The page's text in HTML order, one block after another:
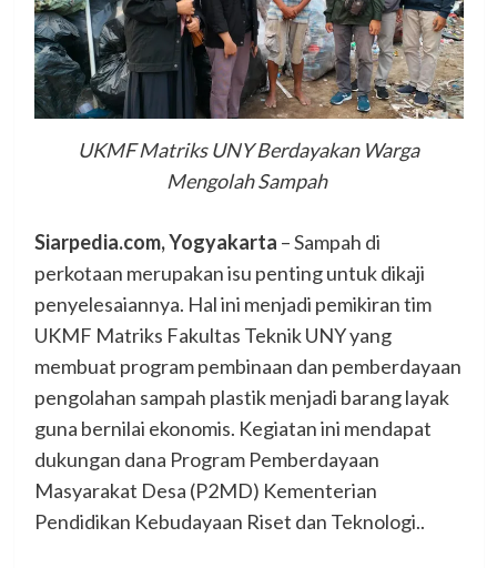
UKMF Matriks UNY Berdayakan Warga
Mengolah Sampah
Siarpedia.com, Yogyakarta – Sampah di
perkotaan merupakan isu penting untuk dikaji
penyelesaiannya. Hal ini menjadi pemikiran tim
UKMF Matriks Fakultas Teknik UNY yang
membuat program pembinaan dan pemberdayaan
pengolahan sampah plastik menjadi barang layak
guna bernilai ekonomis. Kegiatan ini mendapat
dukungan dana Program Pemberdayaan
Masyarakat Desa (P2MD) Kementerian
Pendidikan Kebudayaan Riset dan Teknologi..